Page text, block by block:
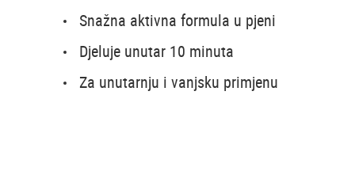
Snažna aktivna formula u pjeni
Djeluje unutar 10 minuta
Za unutarnju i vanjsku primjenu